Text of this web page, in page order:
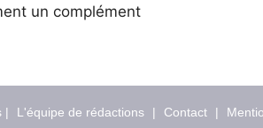
un complément
| L'équipe de rédactions | Contact |